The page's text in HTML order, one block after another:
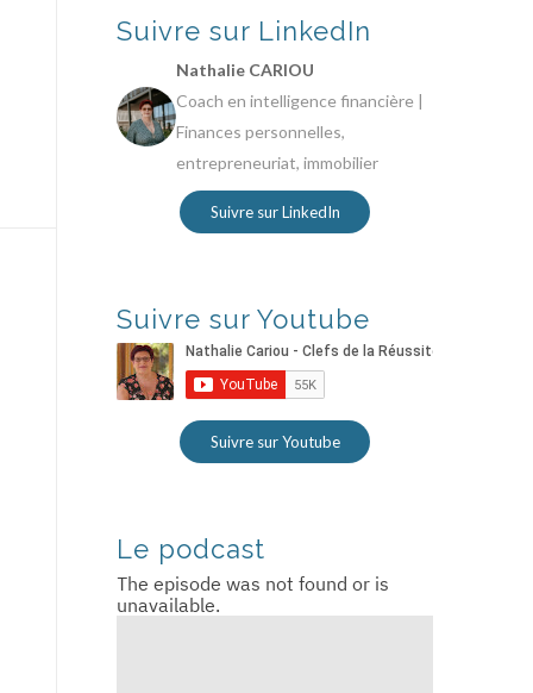
Suivre sur LinkedIn
Nathalie CARIOU
Coach en intelligence financière |
Finances personnelles,
entrepreneuriat, immobilier
Suivre sur LinkedIn
Suivre sur Youtube
Suivre sur Youtube
Le podcast